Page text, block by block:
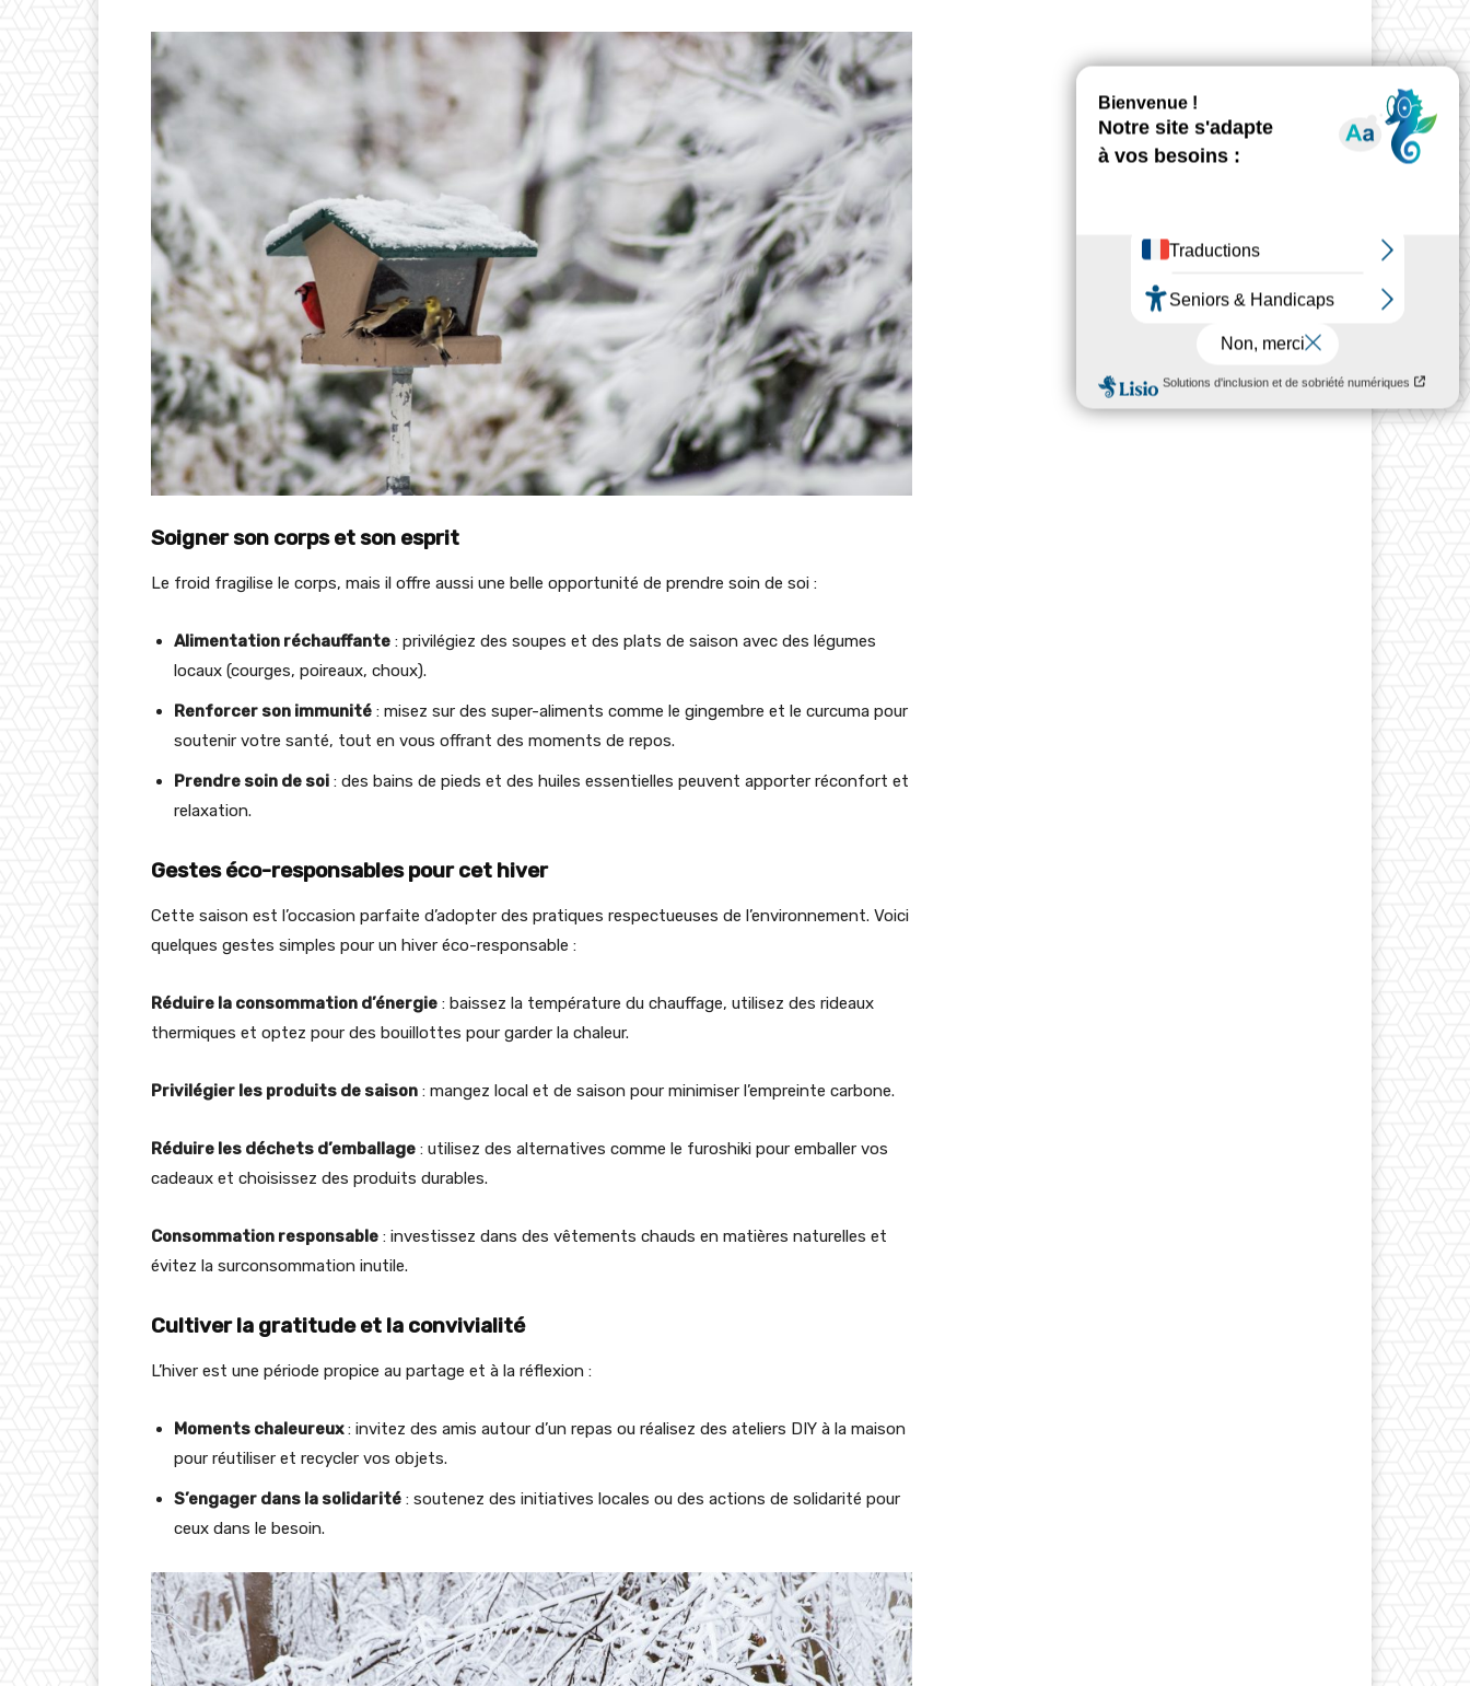
Soigner son corps et son esprit
Le froid fragilise le corps, mais il offre aussi une belle opportunité de prendre soin de soi :
Alimentation réchauffante : privilégiez des soupes et des plats de saison avec des légumes
locaux (courges, poireaux, choux).
Renforcer son immunité : misez sur des super-aliments comme le gingembre et le curcuma pour
soutenir votre santé, tout en vous offrant des moments de repos.
Prendre soin de soi : des bains de pieds et des huiles essentielles peuvent apporter réconfort et
relaxation.
Gestes éco-responsables pour cet hiver
Cette saison est l’occasion parfaite d’adopter des pratiques respectueuses de l’environnement. Voici
quelques gestes simples pour un hiver éco-responsable :
Réduire la consommation d’énergie : baissez la température du chauffage, utilisez des rideaux
thermiques et optez pour des bouillottes pour garder la chaleur.
Privilégier les produits de saison : mangez local et de saison pour minimiser l’empreinte carbone.
Réduire les déchets d’emballage : utilisez des alternatives comme le furoshiki pour emballer vos
cadeaux et choisissez des produits durables.
Consommation responsable : investissez dans des vêtements chauds en matières naturelles et
évitez la surconsommation inutile.
Cultiver la gratitude et la convivialité
L’hiver est une période propice au partage et à la réflexion :
Moments chaleureux: invitez des amis autour d’un repas ou réalisez des ateliers DIY à la maison
pour réutiliser et recycler vos objets.
S’engager dans la solidarité : soutenez des initiatives locales ou des actions de solidarité pour
ceux dans le besoin.